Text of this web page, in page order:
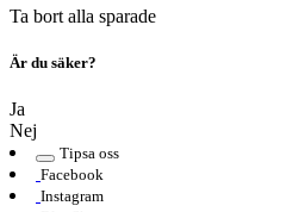
Ta bort alla sparade
Är du säker?
Ja
Nej
Tipsa oss
Facebook
Instagram